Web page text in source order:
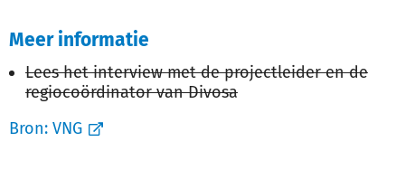
Meer informatie
Lees het interview met de projectleider en de
regiocoördinator van Divosa
Bron: VNG